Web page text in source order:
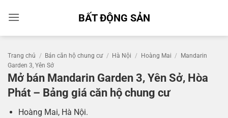
qua
BẤT ĐỘNG SẢN
Trang chủ / Bán căn hộ chung cư / Hà Nội / Hoàng Mai /
Mandarin
Garden 3, Yên Sở
Mở bán Mandarin Garden 3, Yên Sở, Hòa
Phát – Bảng giá căn hộ chung cư
Hoàng Mai, Hà Nội.